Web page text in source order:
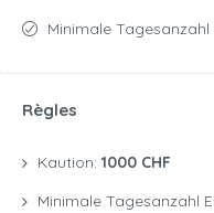
Minimale Tagesanzahl
Règles
Kaution: 1000 CHF
Minimale Tagesanzahl